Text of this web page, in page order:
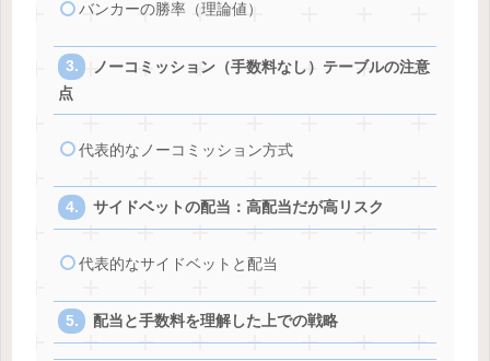
バンカーの勝率（理論値）
ノーコミッション（手数料なし）テーブルの注意
点
代表的なノーコミッション方式
サイドベットの配当：高配当だが高リスク
代表的なサイドベットと配当
配当と手数料を理解した上での戦略